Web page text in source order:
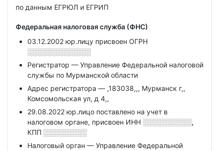
по данным ЕГРЮЛ и ЕГРИП
Федеральная налоговая служба (ФНС)
03.12.2002 юр.лицу присвоен ОГРН
░░░░░░░░░░░░░
Регистратор — Управление Федеральной налоговой
службы по Мурманской области
Адрес регистратора — ,183038,,, Мурманск г,,
Комсомольская ул, д 4,,
29.08.2022 юр.лицо поставлено на учет в
налоговом органе, присвоен ИНН ░░░░░░░░░░,
КПП ░░░░░░░░░
Налоговый орган — Управление Федеральной